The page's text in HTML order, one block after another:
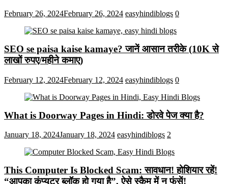
February 26, 2024February 26, 2024 easyhindiblogs 0
SEO se paisa kaise kamaye? जानें आसान तरीके (10K से
लाखों रुपए/महीने कमाए)
February 12, 2024February 12, 2024 easyhindiblogs 0
What is Doorway Pages in Hindi: डोरवे पेज क्या है?
January 18, 2024January 18, 2024 easyhindiblogs 2
This Computer Is Blocked Scam: सावधान! होशियार रहें!
“आपका कंप्यूटर ब्लॉक हो गया है”, ऐसे स्कैम में न फंसें!